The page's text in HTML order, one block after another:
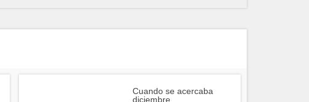
Cuando se acercaba
diciembre